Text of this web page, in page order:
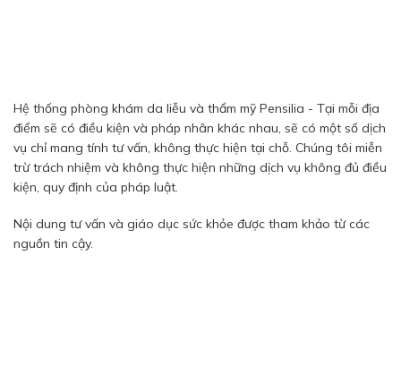
Hệ thống phòng khám da liễu và thẩm mỹ Pensilia - Tại mỗi địa
điểm sẽ có điều kiện và pháp nhân khác nhau, sẽ có một số dịch
vụ chỉ mang tính tư vấn, không thực hiện tại chỗ. Chúng tôi miễn
trừ trách nhiệm và không thực hiện những dịch vụ không đủ điều
kiện, quy định của pháp luật.
Nội dung tư vấn và giáo dục sức khỏe được tham khảo từ các
nguồn tin cậy.